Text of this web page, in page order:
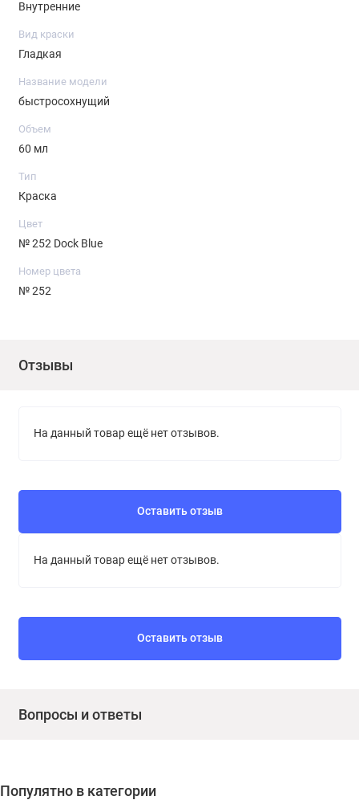
Внутренние
Вид краски
Гладкая
Название модели
быстросохнущий
Объем
60 мл
Тип
Краска
Цвет
№ 252 Dock Blue
Номер цвета
№ 252
Отзывы
На данный товар ещё нет отзывов.
Оставить отзыв
На данный товар ещё нет отзывов.
Оставить отзыв
Вопросы и ответы
Популятно в категории